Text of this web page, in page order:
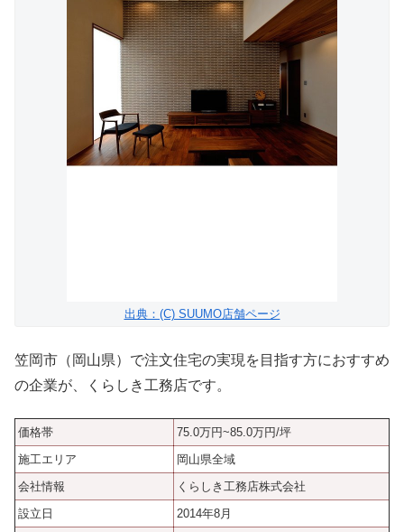
出典：(C) SUUMO店舗ページ
笠岡市（岡山県）で注文住宅の実現を目指す方におすすめ
の企業が、くらしき工務店です。
価格帯
75.0万円~85.0万円/坪
施工エリア
岡山県全域
会社情報
くらしき工務店株式会社
設立日
2014年8月